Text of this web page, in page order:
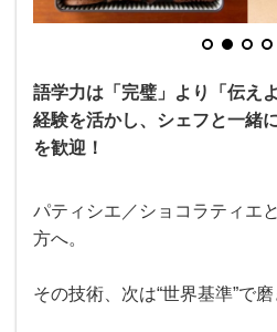
語学力は「完璧」より「伝え
経験を活かし、シェフと一緒
を歓迎！
パティシエ／ショコラティエ
方へ。
その技術、次は“世界基準”で